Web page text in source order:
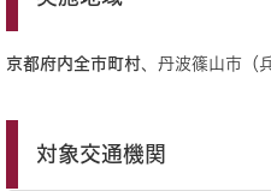
京都府内全市町村、丹波篠山市（
対象交通機関